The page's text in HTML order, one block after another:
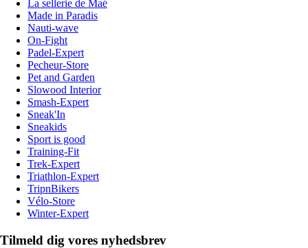
La sellerie de Maé
Made in Paradis
Nauti-wave
On-Fight
Padel-Expert
Pecheur-Store
Pet and Garden
Slowood Interior
Smash-Expert
Sneak'In
Sneakids
Sport is good
Training-Fit
Trek-Expert
Triathlon-Expert
TripnBikers
Vélo-Store
Winter-Expert
Tilmeld dig vores nyhedsbrev